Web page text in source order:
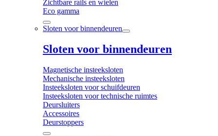
Zichtbare rails en wielen
Eco gamma
Sloten voor binnendeuren
Sloten voor binnendeuren
Magnetische insteeksloten
Mechanische insteeksloten
Insteeksloten voor schuifdeuren
Insteeksloten voor technische ruimtes
Deursluiters
Accessoires
Deurstoppers